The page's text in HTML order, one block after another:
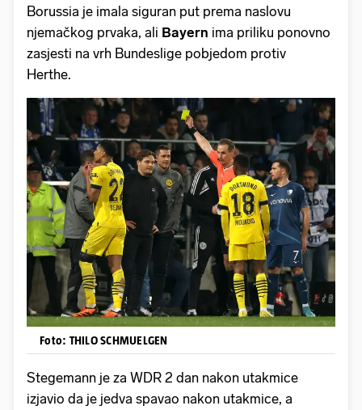
Borussia je imala siguran put prema naslovu
njemačkog prvaka, ali Bayern ima priliku ponovno
zasjesti na vrh Bundeslige pobjedom protiv
Herthe.
Foto: THILO SCHMUELGEN
Stegemann je za WDR 2 dan nakon utakmice
izjavio da je jedva spavao nakon utakmice, a